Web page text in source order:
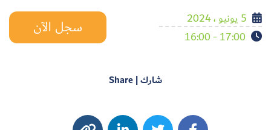
5 يونيو ، 2024
17:00 - 16:00
سجل الآن
شارك | Share